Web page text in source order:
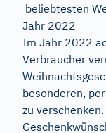
beliebtesten
Jahr 2022
Im Jahr 2022
Verbraucher
besonderen,
zu